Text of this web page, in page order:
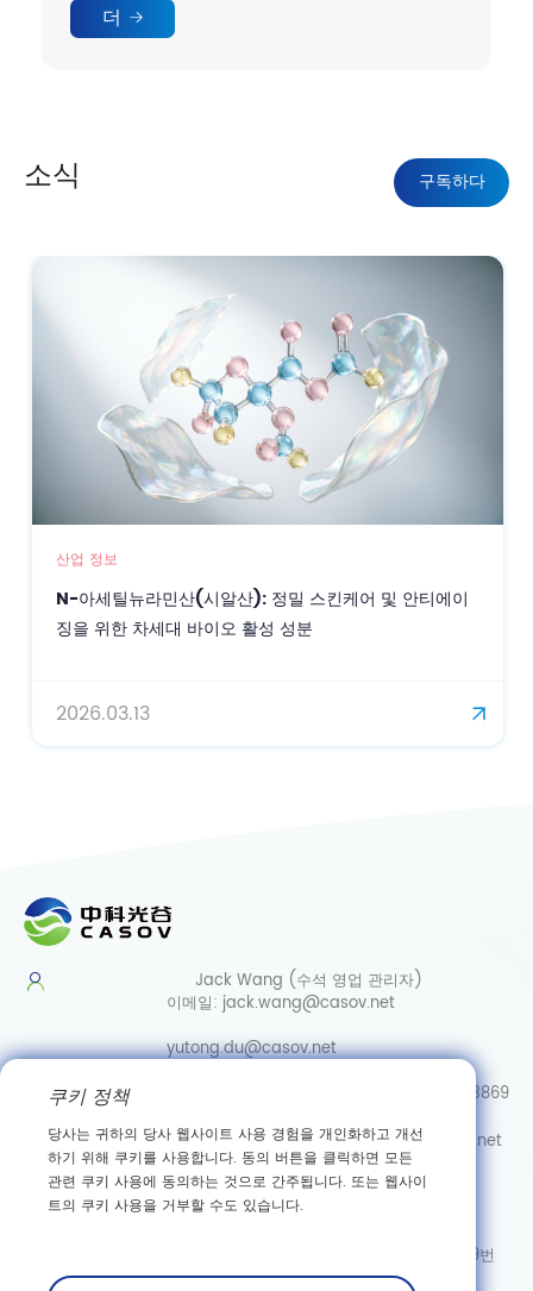
더
소식 구독하다
산업 정보
N-아세틸뉴라민산(시알산): 정밀 스킨케어 및 안티에이
징을 위한 차세대 바이오 활성 성분
2026.03.13
Jack Wang (수석 영업 관리자)
이메일: jack.wang@casov.net
yutong.du@casov.net
0086-13035103869
서비스 및 제안이메일:info@casovbio.net
직통/Whatsapp/Wechat:0086-
15307143249
주소: 후베이성 우한시 둥후 신기술 개발구 가오커위안 3로 89번
쿠키 정책
당사는 귀하의 당사 웹사이트 사용 경험을 개인화하고 개선
하기 위해 쿠키를 사용합니다. 동의 버튼을 클릭하면 모든
관련 쿠키 사용에 동의하는 것으로 간주됩니다. 또는 웹사이
트의 쿠키 사용을 거부할 수도 있습니다.